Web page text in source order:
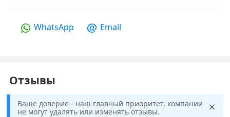
WhatsApp Email
Отзывы
Ваше доверие - наш главный приоритет, компании
не могут удалять или изменять отзывы.
×